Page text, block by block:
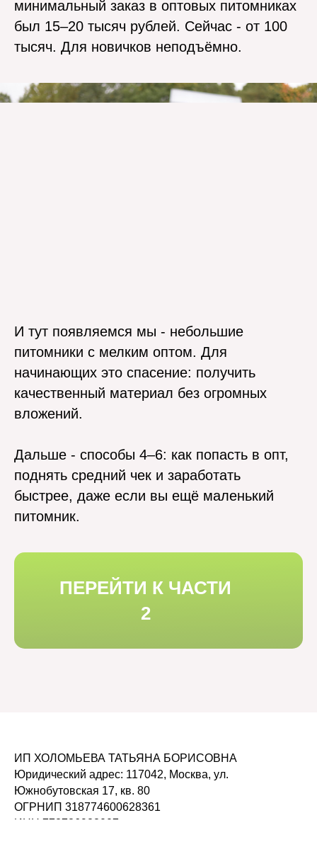
минимальный заказ в оптовых питомниках
был 15–20 тысяч рублей. Сейчас - от 100
тысяч. Для новичков неподъёмно.
И тут появляемся мы - небольшие
питомники с мелким оптом. Для
начинающих это спасение: получить
качественный материал без огромных
вложений.
Дальше - способы 4–6: как попасть в опт,
поднять средний чек и заработать
быстрее, даже если вы ещё маленький
питомник.
ПЕРЕЙТИ К ЧАСТИ
2
ИП ХОЛОМЬЕВА ТАТЬЯНА БОРИСОВНА
Юридический адрес: 117042, Москва, ул.
Южнобутовская 17, кв. 80
ОГРНИП 318774600628361
ИНН 772786922007